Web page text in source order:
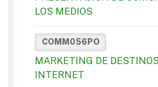
LOS MEDIOS
COMM056PO
MARKETING DE
INTERNET